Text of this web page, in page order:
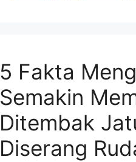
5 Fakta
Semakin
Ditembak
Diserang